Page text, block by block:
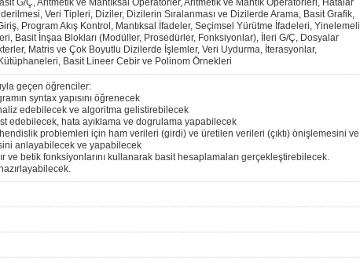
G/Ç, Aritmetik ve Mantıksal Operatörler, Aritmetik ve Mantık Operatörleri, Hatalar
Veri Tipleri, Diziler, Dizilerin Sıralanması ve Dizilerde Arama, Basit Grafik,
Program Akış Kontrol, Mantıksal İfadeler, Seçimsel Yürütme İfadeleri, Yinelemeli
Basit İnşaa Blokları (Modüller, Prosedürler, Fonksiyonlar), İleri G/Ç, Dosyalar
Matris ve Çok Boyutlu Dizilerde İşlemler, Veri Uydurma, İterasyonlar,
Basit Lineer Cebir ve Polinom Örnekleri
geçen öğrenciler:
syntax yapısını öğrenecek
edebilecek ve algoritma gelistirebilecek
edebilecek, hata ayıklama ve dogrulama yapabilecek
problemleri için ham verileri (girdi) ve üretilen verileri (çıktı) önişlemesini ve
anlayabilecek ve yapabilecek
ve betik fonksiyonlarını kullanarak basit hesaplamaları gerçekleştirebilecek.